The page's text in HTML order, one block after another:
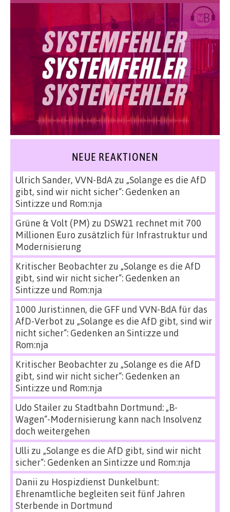
NEUE REAKTIONEN
Ulrich Sander, VVN-BdAzu „Solange es die AfD
gibt, sind wir nicht sicher“: Gedenken an
Sinti:zze und Rom:nja
Grüne & Volt (PM) zu DSW21 rechnet mit 700
Millionen Euro zusätzlich für Infrastruktur und
Modernisierung
Kritischer Beobachterzu „Solange es die AfD
gibt, sind wir nicht sicher“: Gedenken an
Sinti:zze und Rom:nja
1000 Jurist:innen, die GFF und VVN-BdA für das
AfD-Verbot zu „Solange es die AfD gibt, sind wir
nicht sicher“: Gedenken an Sinti:zze und
Rom:nja
Kritischer Beobachterzu „Solange es die AfD
gibt, sind wir nicht sicher“: Gedenken an
Sinti:zze und Rom:nja
Udo Stailerzu Stadtbahn Dortmund: „B-
Wagen“-Modernisierung kann nach Insolvenz
doch weitergehen
Ulli zu „Solange es die AfD gibt, sind wir nicht
sicher“: Gedenken an Sinti:zze und Rom:nja
Danii zu Hospizdienst Dunkelbunt:
Ehrenamtliche begleiten seit fünf Jahren
Sterbende in Dortmund